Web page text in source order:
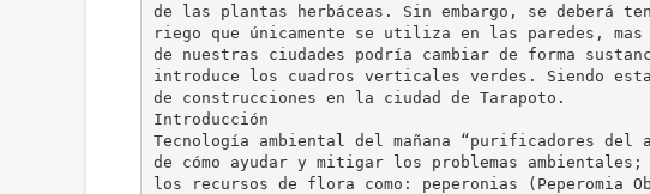
de las plantas herbáceas. Sin embargo, se deberá
riego que únicamente se utiliza en las paredes,
de nuestras ciudades podría cambiar de forma
introduce los cuadros verticales verdes. Siendo
de construcciones en la ciudad de Tarapoto.
Introducción
Tecnología ambiental del mañana “purificadores
de cómo ayudar y mitigar los problemas
los recursos de flora como: peperonias (Peperomia